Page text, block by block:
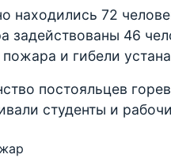
находились 72
задействованы 46
и гибели
постояльцев
студенты и